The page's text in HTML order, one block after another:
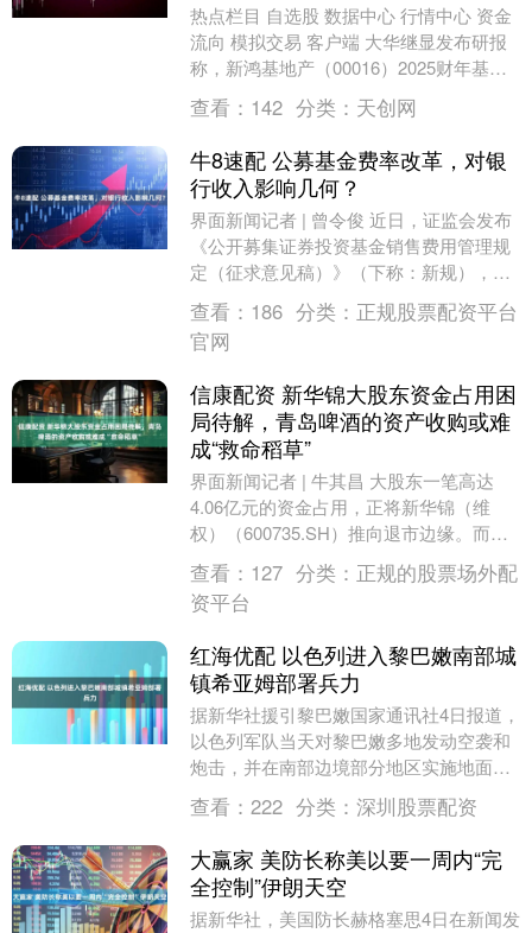
热点栏目 自选股 数据中心 行情中心 资金
流向 模拟交易 客户端 大华继显发布研报
称，新鸿基地产（00016）2025财年基础
净利润增长0.5%，基本符合预期，....
查看： 142 分类： 天创网
牛8速配 公募基金费率改革，对银
行收入影响几何？
界面新闻记者 | 曾令俊 近日，证监会发布
《公开募集证券投资基金销售费用管理规
定（征求意见稿）》（下称：新规），标
志着公募基金行业“三阶段”费率改革接近
尾声。 ....
查看： 186 分类： 正规股票配资平台
官网
信康配资 新华锦大股东资金占用困
局待解，青岛啤酒的资产收购或难
成“救命稻草”
界面新闻记者 | 牛其昌 大股东一笔高达
4.06亿元的资金占用，正将新华锦（维
权）（600735.SH）推向退市边缘。而新
华锦大股东与青岛啤酒（600600.S....
查看： 127 分类： 正规的股票场外配
资平台
红海优配 以色列进入黎巴嫩南部城
镇希亚姆部署兵力
据新华社援引黎巴嫩国家通讯社4日报道，
以色列军队当天对黎巴嫩多地发动空袭和
炮击，并在南部边境部分地区实施地面推
进。黎南部城镇希亚姆遭到持续炮击，以
色列军队已进入....
查看： 222 分类： 深圳股票配资
大赢家 美防长称美以要一周内“完
全控制”伊朗天空
据新华社，美国防长赫格塞思4日在新闻发